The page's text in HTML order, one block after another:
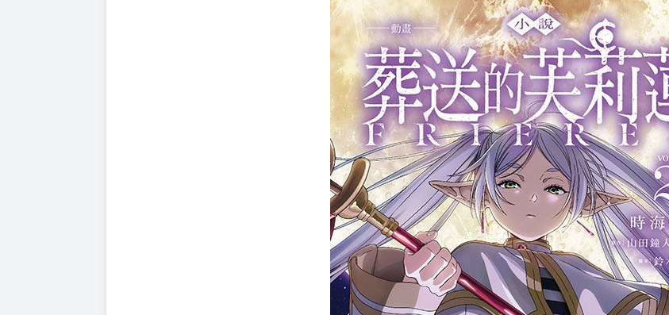
與她同行的除了弟子費倫之外，後來還加入了戰士艾冉的弟子修塔爾克，一起前往靈魂長眠之地（AUREOLE）。
在那裡，魔族虎視眈眈，企圖危害芙莉蓮一行人的性命。
然後，芙莉蓮與魔王直屬大魔族、同時也是七崩賢之一的斷頭台阿烏拉睽違80年再度對決。
此時，芙莉蓮回想起以前跟隨師父弗蘭梅修行時的往事──
芙莉蓮的魔力究竟有何秘密？她與阿烏拉的對決，結果究竟如何？